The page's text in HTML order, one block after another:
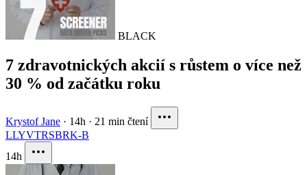
BLACK
7 zdravotnických akcií s růstem o více než
30 % od začátku roku
Krystof Jane · 14h · 21 min čtení
LLYVTRSBRK-B
14h